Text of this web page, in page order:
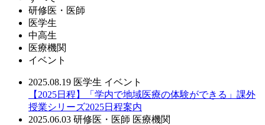
研修医・医師
医学生
中高生
医療機関
イベント
2025.08.19 医学生 イベント
【2025日程】「学内で地域医療の体験ができる」課外
授業シリーズ2025日程案内
2025.06.03 研修医・医師 医療機関